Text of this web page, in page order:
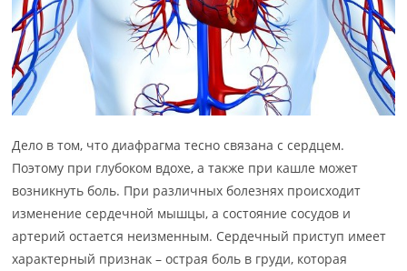
Дело в том, что диафрагма тесно связана с сердцем.
Поэтому при глубоком вдохе, а также при кашле может
возникнуть боль. При различных болезнях происходит
изменение сердечной мышцы, а состояние сосудов и
артерий остается неизменным. Сердечный приступ имеет
характерный признак – острая боль в груди, которая